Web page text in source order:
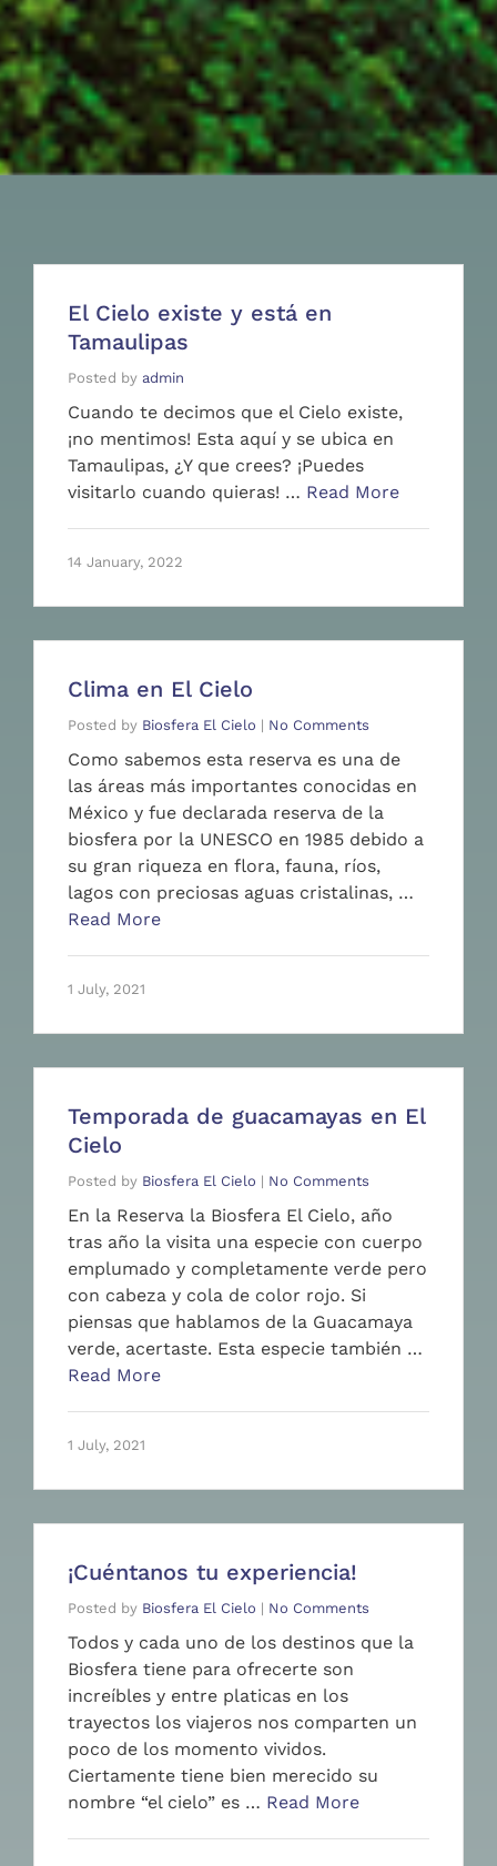
El Cielo existe y está en
Tamaulipas
Posted by admin
Cuando te decimos que el Cielo existe,
¡no mentimos! Esta aquí y se ubica en
Tamaulipas, ¿Y que crees? ¡Puedes
visitarlo cuando quieras! … Read More
14 January, 2022
Clima en El Cielo
Posted by Biosfera El Cielo | No Comments
Como sabemos esta reserva es una de
las áreas más importantes conocidas en
México y fue declarada reserva de la
biosfera por la UNESCO en 1985 debido a
su gran riqueza en flora, fauna, ríos,
lagos con preciosas aguas cristalinas, …
Read More
1 July, 2021
Temporada de guacamayas en El
Cielo
Posted by Biosfera El Cielo | No Comments
En la Reserva la Biosfera El Cielo, año
tras año la visita una especie con cuerpo
emplumado y completamente verde pero
con cabeza y cola de color rojo. Si
piensas que hablamos de la Guacamaya
verde, acertaste. Esta especie también …
Read More
1 July, 2021
¡Cuéntanos tu experiencia!
Posted by Biosfera El Cielo | No Comments
Todos y cada uno de los destinos que la
Biosfera tiene para ofrecerte son
increíbles y entre platicas en los
trayectos los viajeros nos comparten un
poco de los momento vividos.
Ciertamente tiene bien merecido su
nombre “el cielo” es … Read More